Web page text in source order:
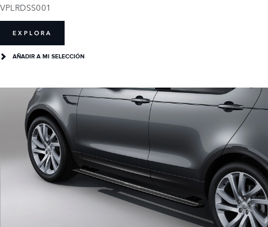
VPLRDSS001
EXPLORA
AÑADIR A MI SELECCIÓN